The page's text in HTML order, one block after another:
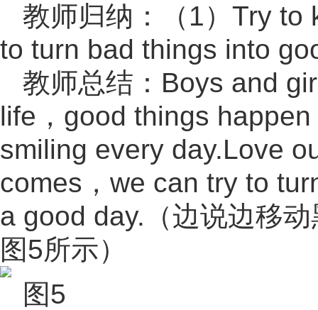
教师归纳：（1）Try to
to turn bad things into
教师总结：Boys and
life，good things
smiling every day.Love
comes，we can try to
a good day.（边说边移
图5所示）
图5